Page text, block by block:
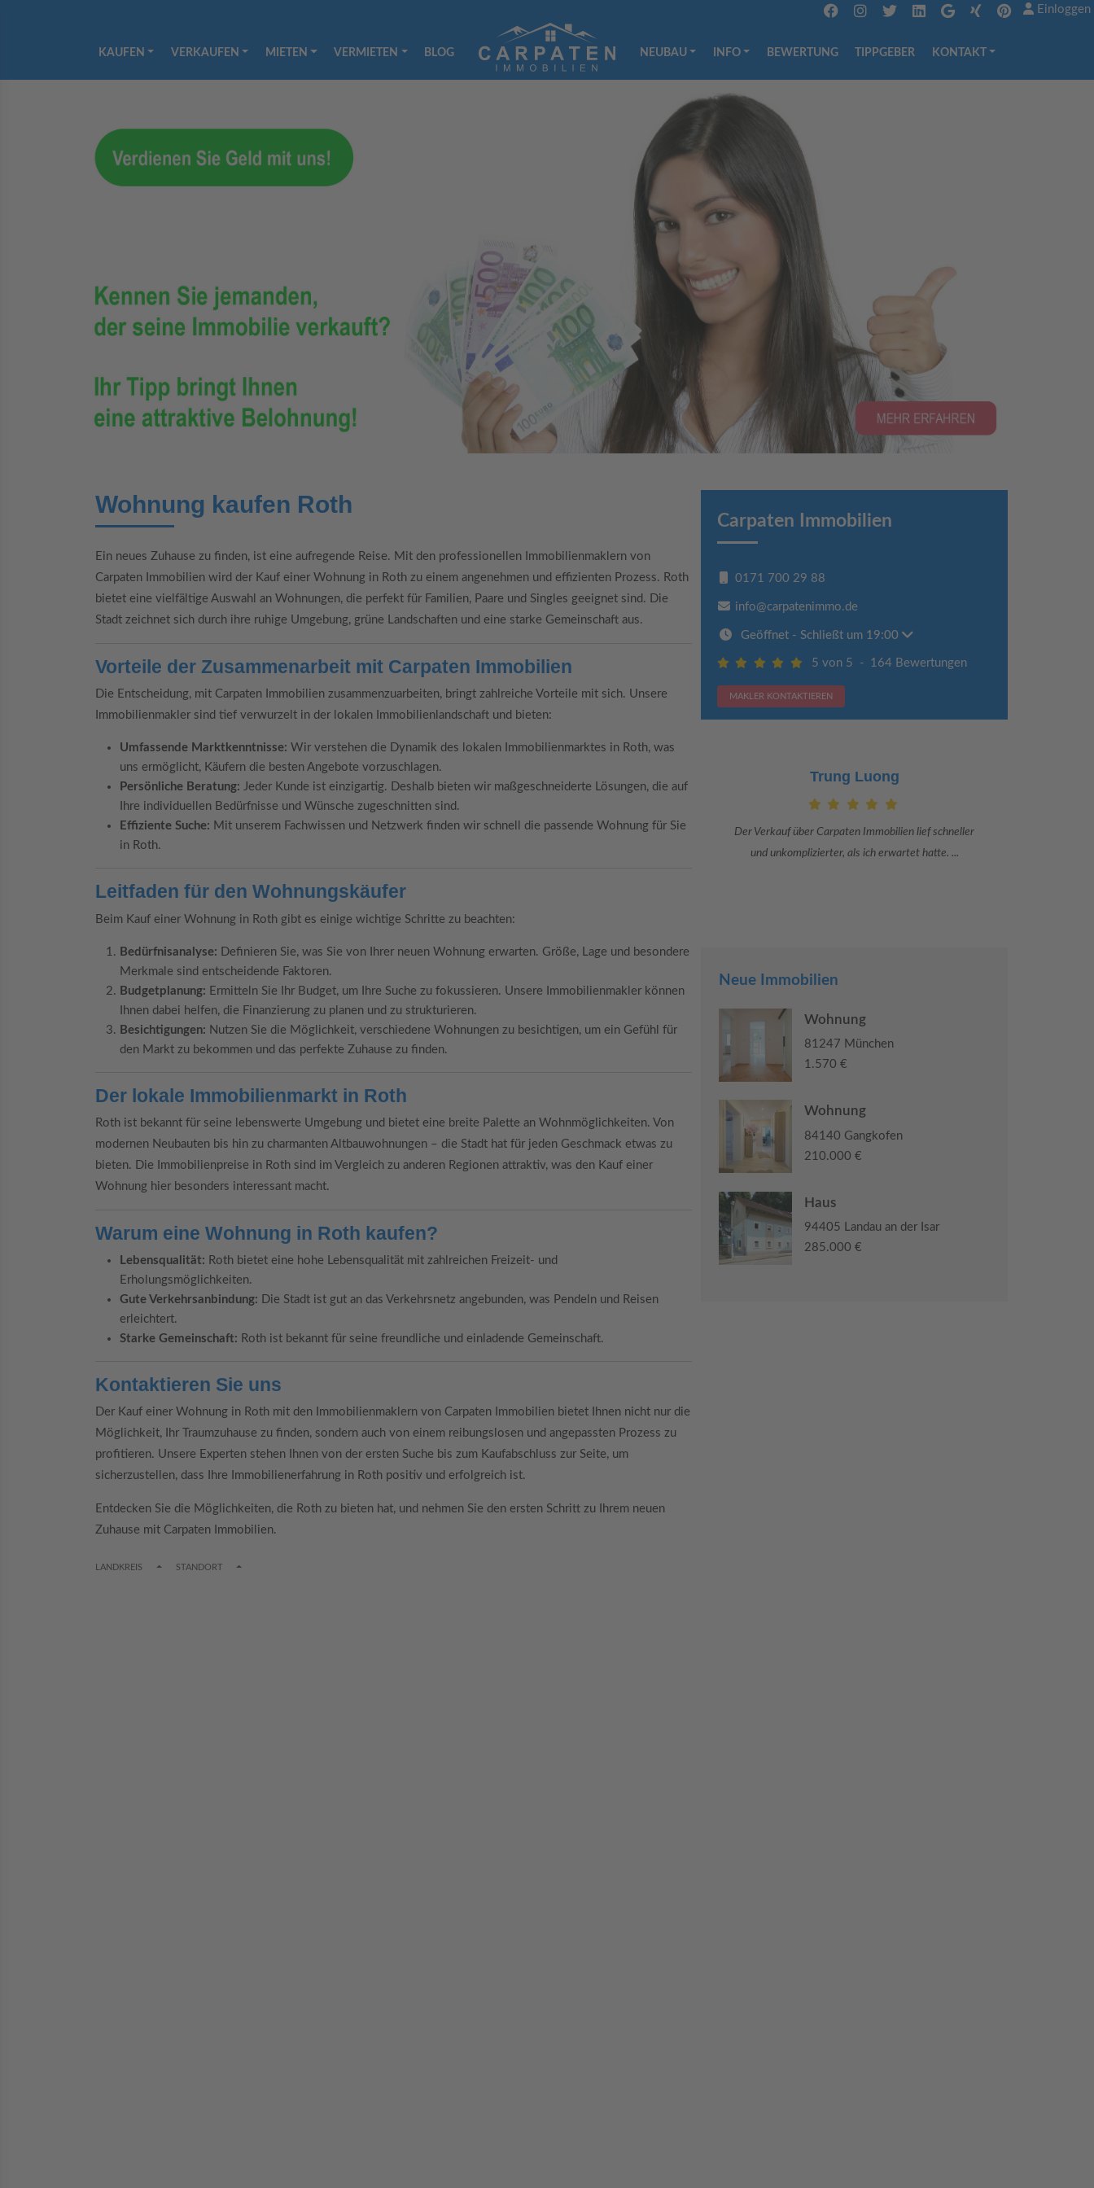
Einloggen
KAUFEN VERKAUFEN MIETEN VERMIETEN BLOG NEUBAU INFO BEWERTUNG TIPPGEBER KONTAKT
Wohnung kaufen Roth
Ein neues Zuhause zu finden, ist eine aufregende Reise. Mit den professionellen Immobilienmaklern von
Carpaten Immobilien wird der Kauf einer Wohnung in Roth zu einem angenehmen und effizienten Prozess. Roth
bietet eine vielfältige Auswahl an Wohnungen, die perfekt für Familien, Paare und Singles geeignet sind. Die
Stadt zeichnet sich durch ihre ruhige Umgebung, grüne Landschaften und eine starke Gemeinschaft aus.
Vorteile der Zusammenarbeit mit Carpaten Immobilien
Die Entscheidung, mit Carpaten Immobilien zusammenzuarbeiten, bringt zahlreiche Vorteile mit sich. Unsere
Immobilienmakler sind tief verwurzelt in der lokalen Immobilienlandschaft und bieten:
Umfassende Marktkenntnisse: Wir verstehen die Dynamik des lokalen Immobilienmarktes in Roth, was
uns ermöglicht, Käufern die besten Angebote vorzuschlagen.
Persönliche Beratung: Jeder Kunde ist einzigartig. Deshalb bieten wir maßgeschneiderte Lösungen, die auf
Ihre individuellen Bedürfnisse und Wünsche zugeschnitten sind.
Effiziente Suche: Mit unserem Fachwissen und Netzwerk finden wir schnell die passende Wohnung für Sie
in Roth.
Leitfaden für den Wohnungskäufer
Beim Kauf einer Wohnung in Roth gibt es einige wichtige Schritte zu beachten:
Bedürfnisanalyse: Definieren Sie, was Sie von Ihrer neuen Wohnung erwarten. Größe, Lage und besondere
Merkmale sind entscheidende Faktoren.
Budgetplanung: Ermitteln Sie Ihr Budget, um Ihre Suche zu fokussieren. Unsere Immobilienmakler können
Ihnen dabei helfen, die Finanzierung zu planen und zu strukturieren.
Besichtigungen: Nutzen Sie die Möglichkeit, verschiedene Wohnungen zu besichtigen, um ein Gefühl für
den Markt zu bekommen und das perfekte Zuhause zu finden.
Der lokale Immobilienmarkt in Roth
Roth ist bekannt für seine lebenswerte Umgebung und bietet eine breite Palette an Wohnmöglichkeiten. Von
modernen Neubauten bis hin zu charmanten Altbauwohnungen – die Stadt hat für jeden Geschmack etwas zu
bieten. Die Immobilienpreise in Roth sind im Vergleich zu anderen Regionen attraktiv, was den Kauf einer
Wohnung hier besonders interessant macht.
Warum eine Wohnung in Roth kaufen?
Lebensqualität: Roth bietet eine hohe Lebensqualität mit zahlreichen Freizeit- und
Erholungsmöglichkeiten.
Gute Verkehrsanbindung: Die Stadt ist gut an das Verkehrsnetz angebunden, was Pendeln und Reisen
erleichtert.
Starke Gemeinschaft: Roth ist bekannt für seine freundliche und einladende Gemeinschaft.
Kontaktieren Sie uns
Der Kauf einer Wohnung in Roth mit den Immobilienmaklern von Carpaten Immobilien bietet Ihnen nicht nur die
Möglichkeit, Ihr Traumzuhause zu finden, sondern auch von einem reibungslosen und angepassten Prozess zu
profitieren. Unsere Experten stehen Ihnen von der ersten Suche bis zum Kaufabschluss zur Seite, um
sicherzustellen, dass Ihre Immobilienerfahrung in Roth positiv und erfolgreich ist.
Entdecken Sie die Möglichkeiten, die Roth zu bieten hat, und nehmen Sie den ersten Schritt zu Ihrem neuen
Zuhause mit Carpaten Immobilien.
LANDKREIS TOGGLE DROPDOWN
STANDORT TOGGLE DROPDOWN
Carpaten Immobilien
0171 700 29 88
info@carpatenimmo.de
Geöffnet - Schließt um 19:00
5 von 5 - 164 Bewertungen
MAKLER KONTAKTIEREN
Claudia Bergrath
Danke an Carpaten Immobilien und besonders an Frau
Adriana Sarca. Sie war viele Monate mehr als ...
Neue Immobilien
Wohnung
81247 München
1.570 €
Wohnung
84140 Gangkofen
210.000 €
Haus
94405 Landau an der Isar
285.000 €